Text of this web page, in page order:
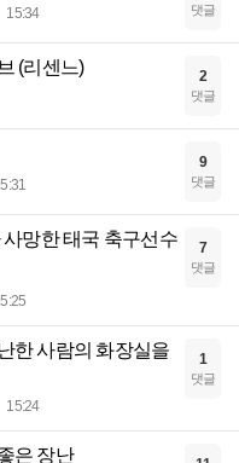
15:34 댓글
(리센느) 2
댓글
9
댓글
망한 태국 축구선수 7
댓글
한 사람의 화장실을
15:24
1
댓글
은 장난